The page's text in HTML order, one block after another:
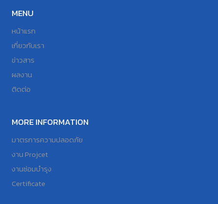
MENU
หน้าแรก
เกี่ยวกับเรา
ข่าวสาร
ผลงาน
ติดต่อ
MORE INFORMATION
มาตรการความปลอดภัย
งาน Projcet
งานซ่อมบำรุง
Certificate